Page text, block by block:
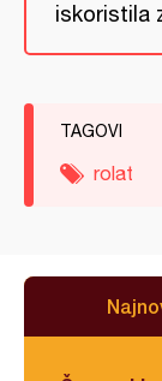
iskoristila
TAGOVI
rolat